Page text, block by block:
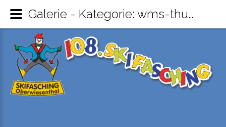
Galerie - Kategorie: wms-thum.de - Skifasching Oberwiesenthal